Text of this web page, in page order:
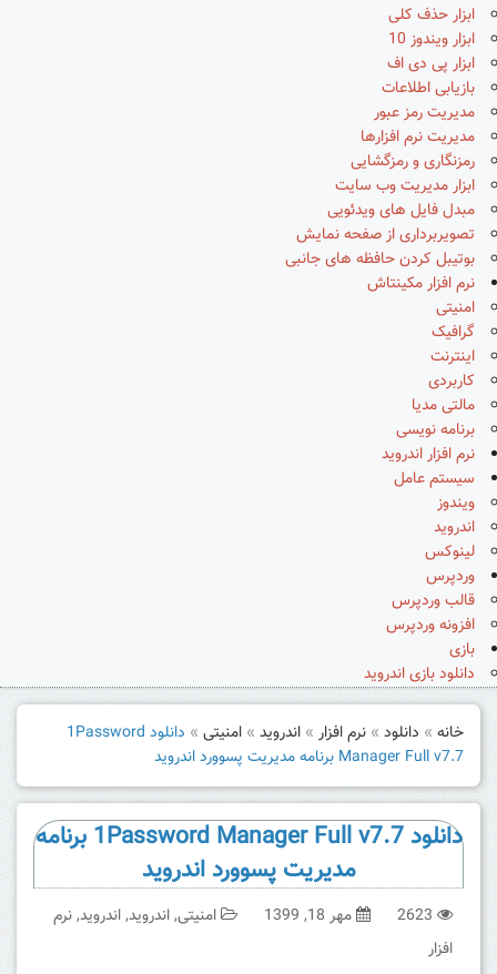
ابزار حذف کلی
ابزار ویندوز 10
ابزار پی دی اف
بازیابی اطلاعات
مدیریت رمز عبور
مدیریت نرم افزارها
رمزنگاری و رمزگشایی
ابزار مدیریت وب سایت
مبدل فایل های ویدئویی
تصویربرداری از صفحه نمایش
بوتیبل کردن حافظه های جانبی
نرم افزار مکینتاش
امنیتی
گرافیک
اینترنت
کاربردی
مالتی مدیا
برنامه نویسی
نرم افزار اندروید
سیستم عامل
ویندوز
اندروید
لینوکس
وردپرس
قالب وردپرس
افزونه وردپرس
بازی
دانلود بازی اندروید
خانه » دانلود » نرم افزار » اندروید » امنیتی »
دانلود 1Password
Manager Full v7.7 برنامه مدیریت پسوورد اندروید
دانلود 1Password Manager Full v7.7 برنامه
مدیریت پسوورد اندروید
2623 مهر 18, 1399 امنیتی,اندروید,اندروید,نرم
افزار